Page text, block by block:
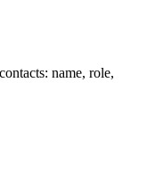
name, role,